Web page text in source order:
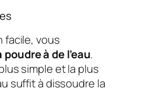
facile, vous
à de l’eau.
simple et la plus
suffit à dissoudre la